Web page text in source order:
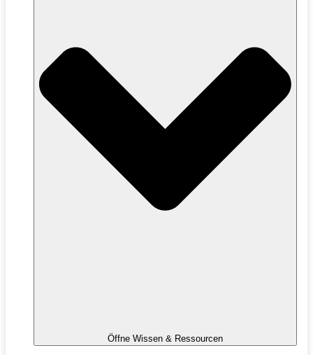
Öffne Wissen & Ressourcen